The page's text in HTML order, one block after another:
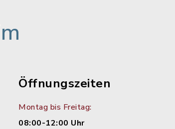
Öffnungszeiten
Montag bis Freitag:
08:00-12:00 Uhr